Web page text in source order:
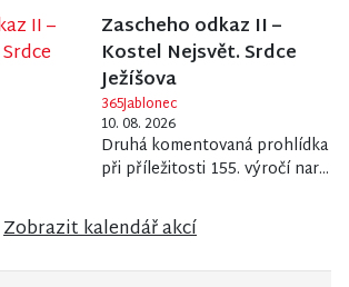
Zascheho odkaz II –
Kostel Nejsvět. Srdce
Ježíšova
365Jablonec
10. 08. 2026
Druhá komentovaná prohlídka
při příležitosti 155. výročí nar...
Zobrazit kalendář akcí